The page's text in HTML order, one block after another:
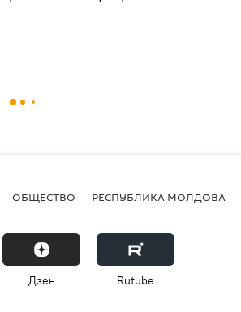
ОБЩЕСТВО РЕСПУБЛИКА МОЛДОВА
Дзен Rutube